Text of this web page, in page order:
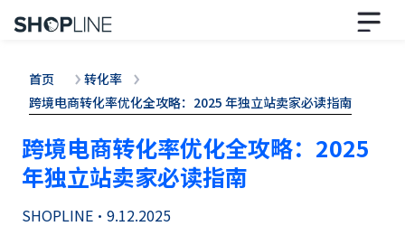
首页
转化率
跨境电商转化率优化全攻略：2025 年独立站卖家必读指南
跨境电商转化率优化全攻略：2025
年独立站卖家必读指南
SHOPLINE • 9.12.2025